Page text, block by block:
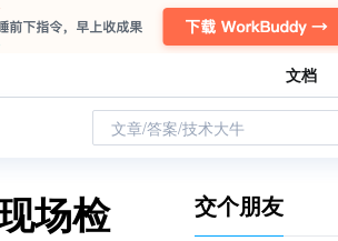
文档
文章/答案/技术大牛
场检
交个朋友